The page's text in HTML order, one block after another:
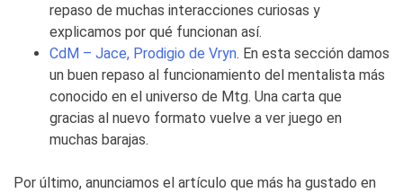
repaso de muchas interacciones curiosas y
explicamos por qué funcionan así.
CdM – Jace, Prodigio de Vryn. En esta sección damos
un buen repaso al funcionamiento del mentalista más
conocido en el universo de Mtg. Una carta que
gracias al nuevo formato vuelve a ver juego en
muchas barajas.
Por último, anunciamos el artículo que más ha gustado en